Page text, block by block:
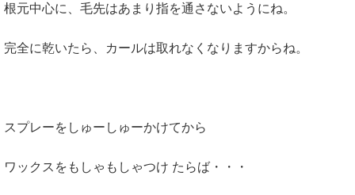
根元中心に、毛先はあまり指を通さないようにね。
完全に乾いたら、カールは取れなくなりますからね。
スプレーをしゅーしゅーかけてから
ワックスをもしゃもしゃつけ たらば・・・